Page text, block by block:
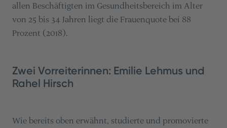
allen Beschäftigten im Gesundheitsbereich im Alter
von 25 bis 34 Jahren liegt die Frauenquote bei 88
Prozent (2018).
Zwei Vorreiterinnen: Emilie Lehmus und
Rahel Hirsch
Wie bereits oben erwähnt, studierte und promovierte